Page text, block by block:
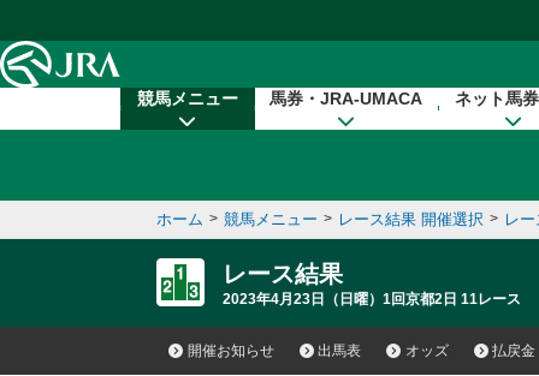
競馬メニュー 馬券・JRA-UMACA ネット馬
ホーム > 競馬メニュー > レース結果 開催選択 > レ
レース結果
2023年4月23日（日曜）1回京都2日 11レース
開催お知らせ 出馬表 オッズ 払戻金